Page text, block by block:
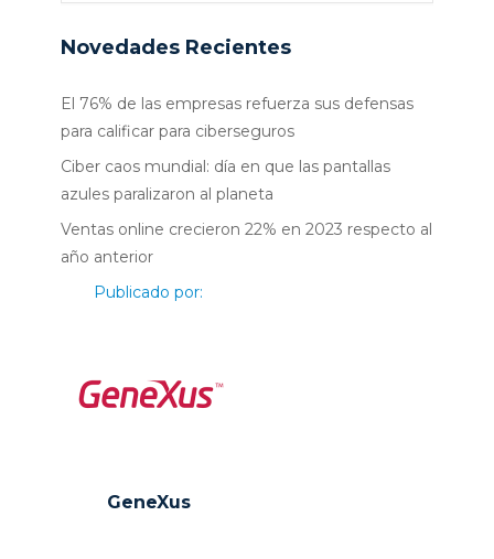
Novedades Recientes
El 76% de las empresas refuerza sus defensas
para calificar para ciberseguros
Ciber caos mundial: día en que las pantallas
azules paralizaron al planeta
Ventas online crecieron 22% en 2023 respecto al
año anterior
Publicado por:
GeneXus